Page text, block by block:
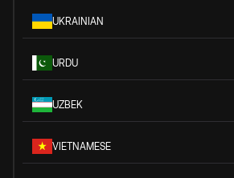
UKRAINIAN
URDU
UZBEK
VIETNAMESE